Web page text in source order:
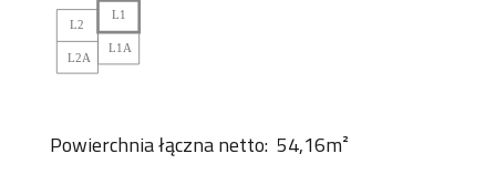
Powierchnia łączna netto: 54,16m²